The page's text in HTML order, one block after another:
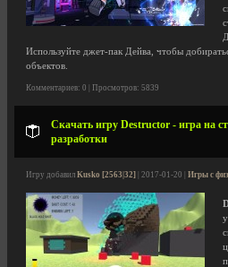
Используйте джет-пак Дейва, чтобы
объектов.
Комментариев: 0 | Просмотров: 5839
Скачать игру Destructor - игра на
разработки
Игру добавил Kusko [2563|32] | 2017-01-20 | Игры с